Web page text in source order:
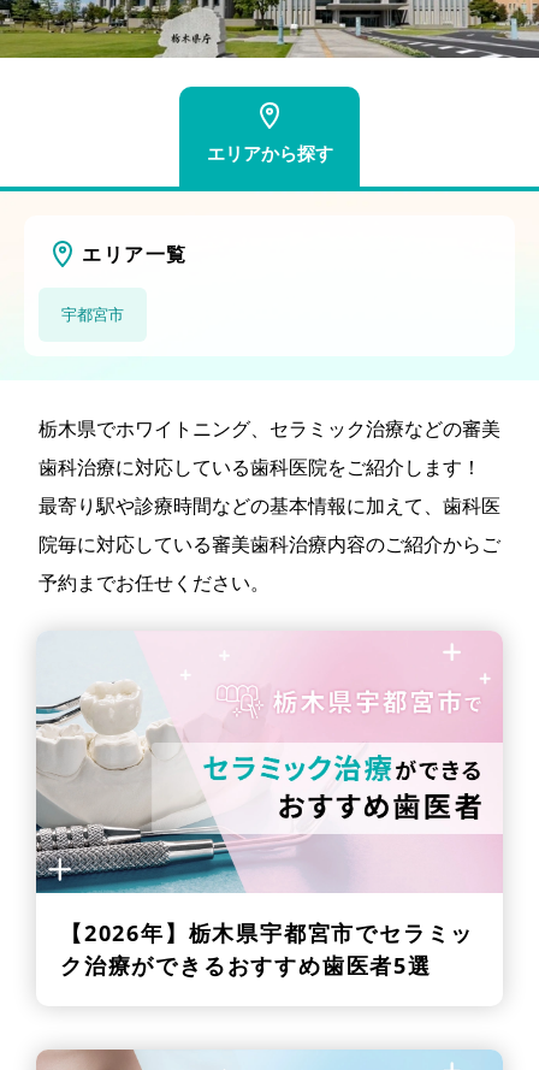
エリアから探す
エリア一覧
宇都宮市
栃木県でホワイトニング、セラミック治療などの審美
歯科治療に対応している歯科医院をご紹介します！
最寄り駅や診療時間などの基本情報に加えて、歯科医
院毎に対応している審美歯科治療内容のご紹介からご
予約までお任せください。
【2026年】 栃木県宇都宮市でセラミッ
ク治療ができるおすすめ歯医者5選